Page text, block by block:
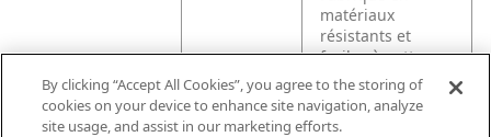
matériaux
résistants et
faciles à nettoyer
pour un
minimum
d’entretien et de
By clicking “Accept All Cookies”, you agree to the storing of
cookies on your device to enhance site navigation, analyze
site usage, and assist in our marketing efforts.